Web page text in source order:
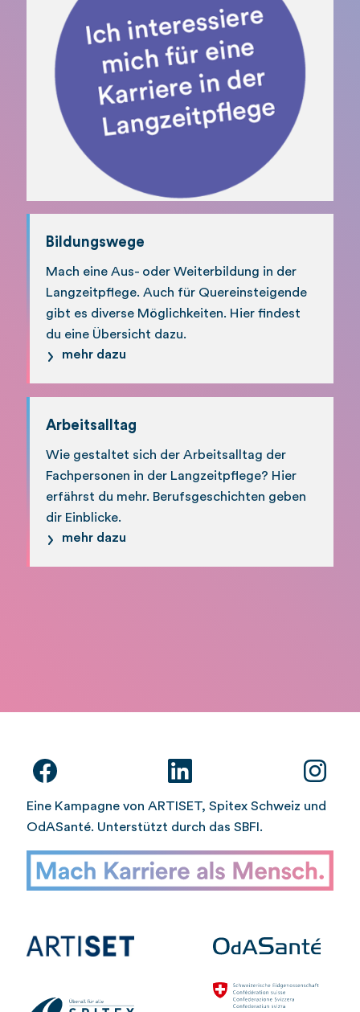
Bildungswege
Mach eine Aus- oder Weiterbildung in der
Langzeitpflege. Auch für Quereinsteigende
gibt es diverse Möglichkeiten. Hier findest
du eine Übersicht dazu.
mehr dazu
Arbeitsalltag
Wie gestaltet sich der Arbeitsalltag der
Fachpersonen in der Langzeitpflege? Hier
erfährst du mehr. Berufsgeschichten geben
dir Einblicke.
mehr dazu
Eine Kampagne von ARTISET, Spitex Schweiz und
OdASanté. Unterstützt durch das SBFI.